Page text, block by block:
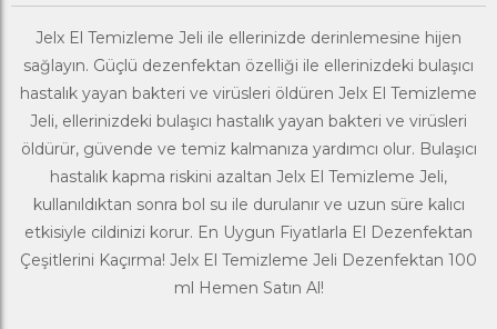
Jelx El Temizleme Jeli ile ellerinizde derinlemesine hijen
sağlayın. Güçlü dezenfektan özelliği ile ellerinizdeki bulaşıcı
hastalık yayan bakteri ve virüsleri öldüren Jelx El Temizleme
Jeli, ellerinizdeki bulaşıcı hastalık yayan bakteri ve virüsleri
öldürür, güvende ve temiz kalmanıza yardımcı olur. Bulaşıcı
hastalık kapma riskini azaltan Jelx El Temizleme Jeli,
kullanıldıktan sonra bol su ile durulanır ve uzun süre kalıcı
etkisiyle cildinizi korur. En Uygun Fiyatlarla El Dezenfektan
Çeşitlerini Kaçırma! Jelx El Temizleme Jeli Dezenfektan 100
ml Hemen Satın Al!